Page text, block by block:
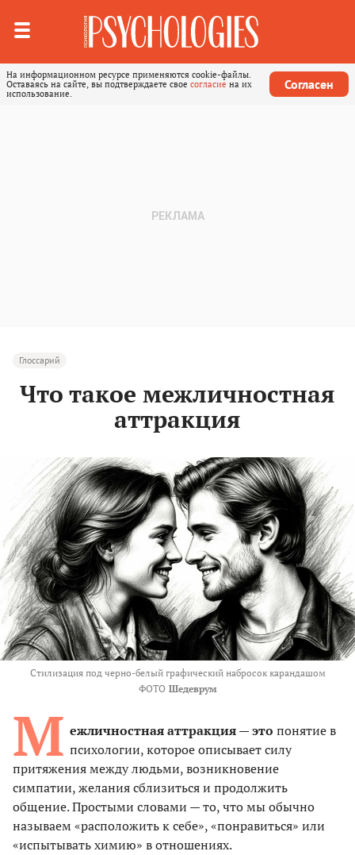
На информационном ресурсе применяются cookie-файлы.
Оставаясь на сайте, вы подтверждаете свое согласие на их
использование.
Согласен
Глоссарий
Что такое межличностная
аттракция
Стилизация под черно-белый графический набросок карандашом
ФОТО Шедеврум
М ежличностная аттракция — это понятие в
психологии, которое описывает силу
притяжения между людьми, возникновение
симпатии, желания сблизиться и продолжить
общение. Простыми словами — то, что мы обычно
называем «расположить к себе», «понравиться» или
«испытывать химию» в отношениях.